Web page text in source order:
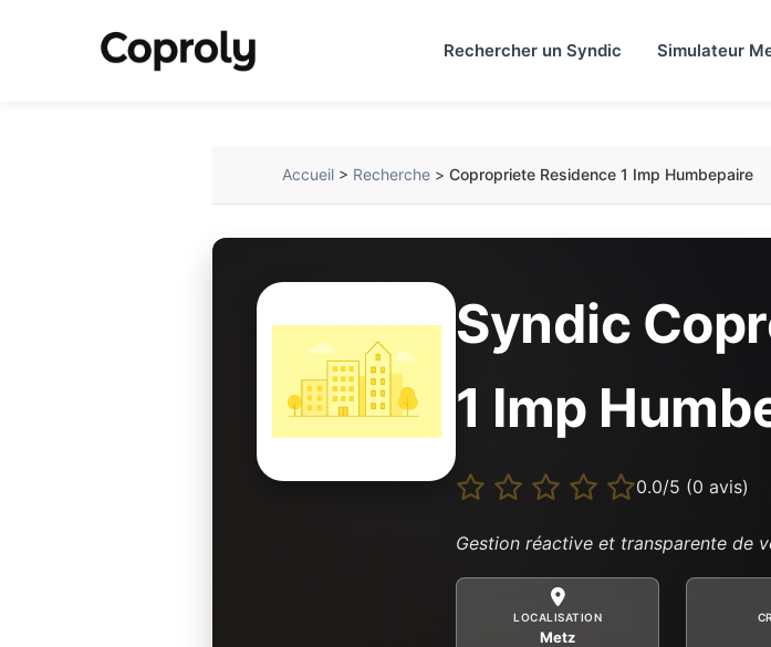
Rechercher un Syndic Simulateur
Accueil > Recherche > Copropriete Residence 1 Imp Humbepaire
Syndic
1 Imp
0.0/5 (0 avis)
Gestion réactive et transparente de
LOCALISATION
Metz